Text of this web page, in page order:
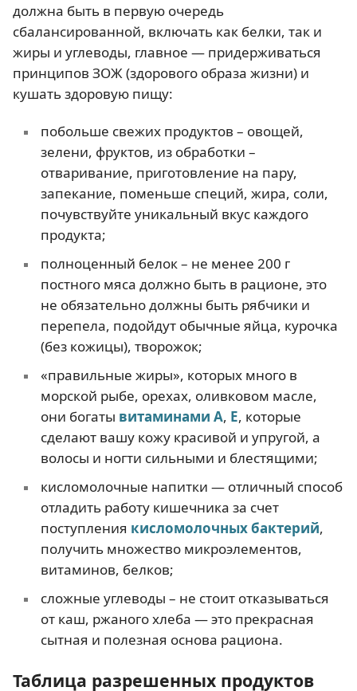
должна быть в первую очередь
сбалансированной, включать как белки, так и
жиры и углеводы, главное — придерживаться
принципов ЗОЖ (здорового образа жизни) и
кушать здоровую пищу:
побольше свежих продуктов – овощей,
зелени, фруктов, из обработки –
отваривание, приготовление на пару,
запекание, поменьше специй, жира, соли,
почувствуйте уникальный вкус каждого
продукта;
полноценный белок – не менее 200 г
постного мяса должно быть в рационе, это
не обязательно должны быть рябчики и
перепела, подойдут обычные яйца, курочка
(без кожицы), творожок;
«правильные жиры», которых много в
морской рыбе, орехах, оливковом масле,
они богаты витаминами А, Е, которые
сделают вашу кожу красивой и упругой, а
волосы и ногти сильными и блестящими;
кисломолочные напитки — отличный способ
отладить работу кишечника за счет
поступления кисломолочных бактерий,
получить множество микроэлементов,
витаминов, белков;
сложные углеводы – не стоит отказываться
от каш, ржаного хлеба — это прекрасная
сытная и полезная основа рациона.
Таблица разрешенных продуктов